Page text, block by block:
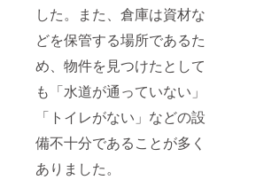
した。また、倉庫は資材な
どを保管する場所であるた
め、物件を見つけたとして
も「水道が通っていない」
「トイレがない」などの設
備不十分であることが多く
ありました。